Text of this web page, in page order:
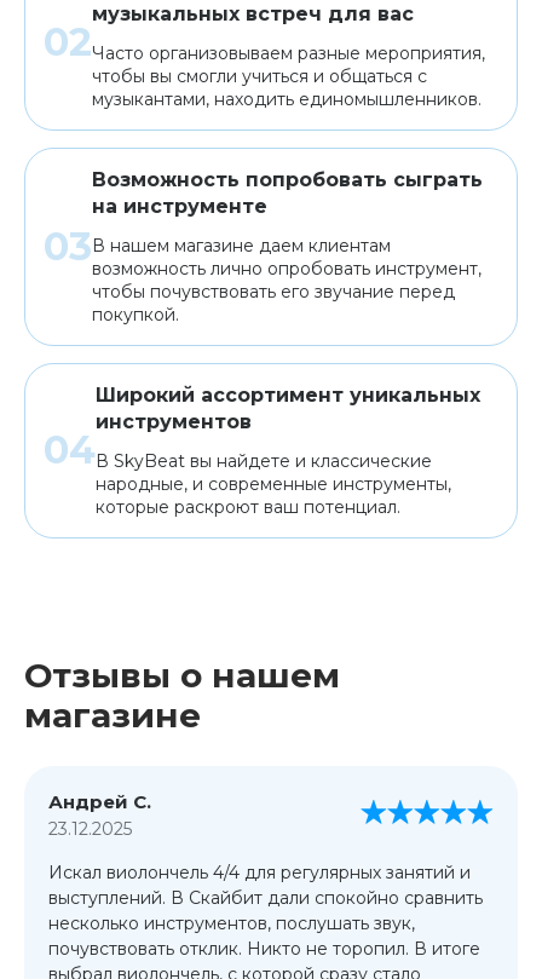
музыкальных встреч для вас
Часто организовываем разные мероприятия,
чтобы вы смогли учиться и общаться с
музыкантами, находить единомышленников.
Возможность попробовать сыграть
на инструменте
В нашем магазине даем клиентам
возможность лично опробовать инструмент,
чтобы почувствовать его звучание перед
покупкой.
Широкий ассортимент уникальных
инструментов
В SkyBeat вы найдете и классические
народные, и современные инструменты,
которые раскроют ваш потенциал.
Отзывы о нашем
магазине
Андрей С.
23.12.2025
Искал виолончель 4/4 для регулярных занятий и
выступлений. В Скайбит дали спокойно сравнить
несколько инструментов, послушать звук,
почувствовать отклик. Никто не торопил. В итоге
выбрал виолончель, с которой сразу стало